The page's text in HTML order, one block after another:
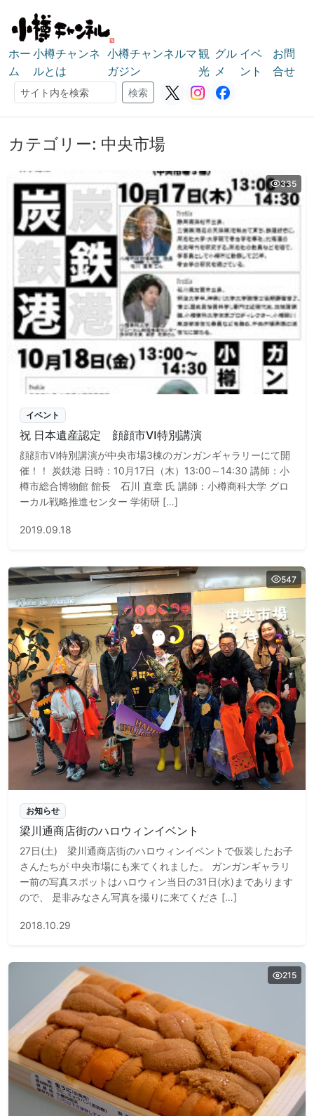
ホー
ム
小樽チャンネ
ルとは
小樽チャンネルマ
ガジン
観
光
グル
メ
イベ
ント
お問
合せ
検索
検索
カテゴリー: 中央市場
335
イベント
祝 日本遺産認定 顔顔市Ⅵ特別講演
顔顔市Ⅵ特別講演が中央市場3棟のガンガンギャラリーにて開
催！！ 炭鉄港 日時：10月17日（木）13:00～14:30 講師：小
樽市総合博物館 館長 石川 直章 氏 講師：小樽商科大学 グロ
ーカル戦略推進センター 学術研 […]
2019.09.18
547
お知らせ
梁川通商店街のハロウィンイベント
27日(土) 梁川通商店街のハロウィンイベントで仮装したお子
さんたちが 中央市場にも来てくれました。 ガンガンギャラリ
ー前の写真スポットはハロウィン当日の31日(水)まであります
ので、 是非みなさん写真を撮りに来てくださ […]
2018.10.29
215